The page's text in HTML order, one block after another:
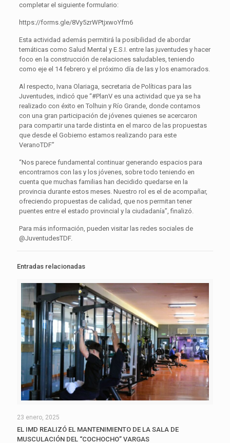
completar el siguiente formulario:
https://forms.gle/8Vy5zrWPtjxwoYfm6
Esta actividad además permitirá la posibilidad de abordar
temáticas como Salud Mental y E.S.I. entre las juventudes y hacer
foco en la construcción de relaciones saludables, teniendo
como eje el 14 febrero y el próximo día de las y los enamorados.
Al respecto, Ivana Olariaga, secretaria de Políticas para las
Juventudes, indicó que “#PlanV es una actividad que ya se ha
realizado con éxito en Tolhuin y Río Grande, donde contamos
con una gran participación de jóvenes quienes se acercaron
para compartir una tarde distinta en el marco de las propuestas
que desde el Gobierno estamos realizando para este
VeranoTDF”
“Nos parece fundamental continuar generando espacios para
encontrarnos con las y los jóvenes, sobre todo teniendo en
cuenta que muchas familias han decidido quedarse en la
provincia durante estos meses. Nuestro rol es el de acompañar,
ofreciendo propuestas de calidad, que nos permitan tener
puentes entre el estado provincial y la ciudadanía”, finalizó.
Para más información, pueden visitar las redes sociales de
@JuventudesTDF.
Entradas relacionadas
23 enero, 2025
EL IMD REALIZÓ EL MANTENIMIENTO DE LA SALA DE
MUSCULACIÓN DEL “COCHOCHO” VARGAS